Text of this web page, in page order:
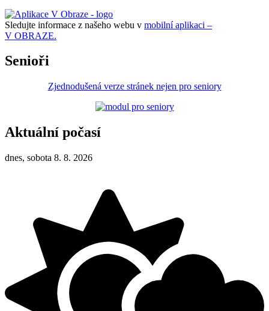
Sledujte informace z našeho webu v mobilní aplikaci –
V OBRAZE.
Senioři
Zjednodušená verze stránek nejen pro seniory
Aktuální počasí
dnes, sobota 8. 8. 2026